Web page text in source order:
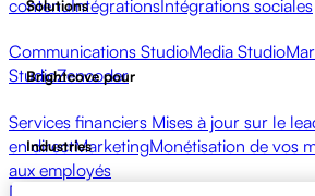
contenuIntégrationsIntégrations sociales
Solutions
Communications StudioMedia Studio
StudioZencoder
Brightcove pour
Services financiers Mises à jour sur le
en directMarketingMonétisation de vos
aux employés
Industries